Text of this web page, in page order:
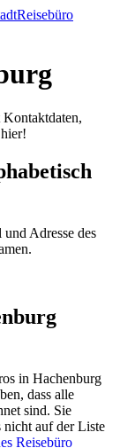
Reisebüro
Adresse des
in Hachenburg
dass alle
sind. Sie
nicht auf der Liste
Reisebüro